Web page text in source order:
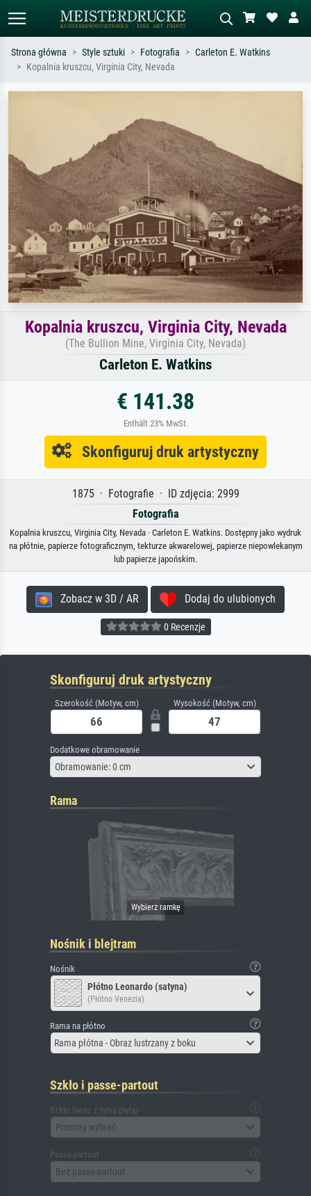
impresjonizm, fala Hokusaia, akt.
stojący akt obok drzewa.
Strona główna Style sztuki Fotografia
Carleton E. Watkins
Kopalnia kruszcu, Virginia City, Nevada
Kopalnia kruszcu, Virginia City, Nevada
(The Bullion Mine, Virginia City, Nevada)
Carleton E. Watkins
€ 141.38
Enthält 23% MwSt.
Skonfiguruj druk artystyczny
1875 · Fotografie · ID zdjęcia: 2999
Fotografia
Kopalnia kruszcu, Virginia City, Nevada · Carleton E. Watkins. Dostępny jako wydruk
na płótnie, papierze fotograficznym, tekturze akwarelowej, papierze niepowlekanym
lub papierze japońskim.
Zobacz w 3D / AR Dodaj do ulubionych
0 Recenzje
Skonfiguruj druk artystyczny
Szerokość (Motyw, cm) Wysokość (Motyw, cm)
Dodatkowe obramowanie
Obramowanie: 0 cm
Rama
Nośnik i blejtram
Nośnik
Płótno Leonardo (satyna)
(Płótno Venezia)
Rama na płótno
Rama płótna - Obraz lustrzany z boku
Szkło i passe-partout
Szkło (wraz z tylną płytą)
Prosimy wybrać
Passe-partout
Bez passe-partout